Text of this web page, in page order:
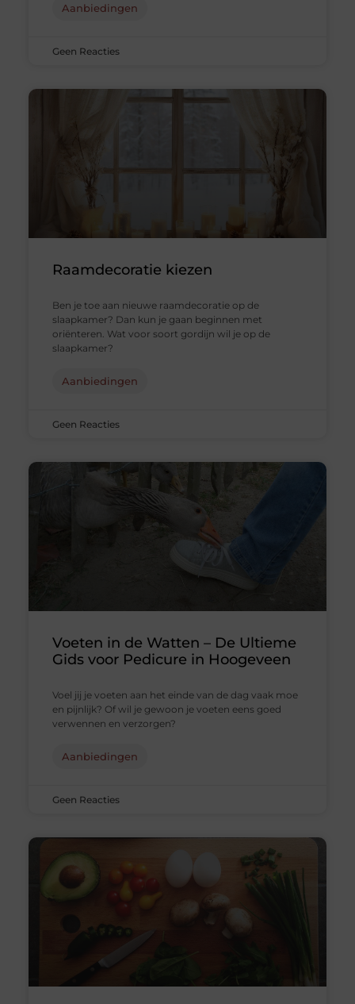
Aanbiedingen
Geen Reacties
Raamdecoratie kiezen
Ben je toe aan nieuwe raamdecoratie op de
slaapkamer? Dan kun je gaan beginnen met
oriënteren. Wat voor soort gordijn wil je op de
slaapkamer?
Aanbiedingen
Geen Reacties
Voeten in de Watten – De Ultieme
Gids voor Pedicure in Hoogeveen
Voel jij je voeten aan het einde van de dag vaak moe
en pijnlijk? Of wil je gewoon je voeten eens goed
verwennen en verzorgen?
Aanbiedingen
Geen Reacties